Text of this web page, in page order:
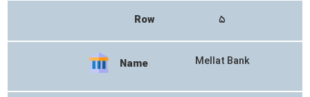
Row ۵
Name Mellat Bank